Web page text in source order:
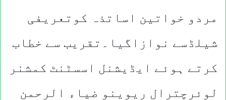
مردو خواتین اساتذہ کوتعریفی
شیلڈسے نوازاگیا۔تقریب سے خطاب
کرتے ہوئے ایڈیشنل اسسٹنٹ کمشنر
لوئرچترال ریوینو ضیاء الرحمن